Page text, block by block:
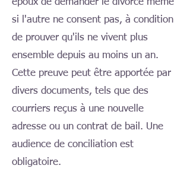
époux de demander le divorce même
si l'autre ne consent pas, à condition
de prouver qu'ils ne vivent plus
ensemble depuis au moins un an.
Cette preuve peut être apportée par
divers documents, tels que des
courriers reçus à une nouvelle
adresse ou un contrat de bail. Une
audience de conciliation est
obligatoire.